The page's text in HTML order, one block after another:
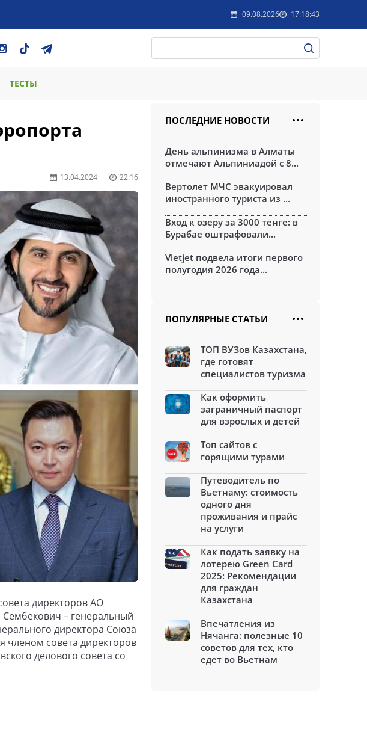
09.08.2026 17:18:43
ТЕСТЫ
13.04.2024 22:16
директоров АО
– генеральный
директора Союза
членом совета директоров
делового совета со
ПОСЛЕДНИЕ НОВОСТИ
День альпинизма в Алматы
отмечают Альпиниадой с 8...
Вертолет МЧС эвакуировал
иностранного туриста из ...
Вход к озеру за 3000 тенге: в
Бурабае оштрафовали...
Vietjet подвела итоги первого
полугодия 2026 года...
ПОПУЛЯРНЫЕ СТАТЬИ
ТОП ВУЗов Казахстана,
где готовят
специалистов туризма
Как оформить
заграничный паспорт
для взрослых и детей
Топ сайтов с
горящими турами
Путеводитель по
Вьетнаму: стоимость
одного дня
проживания и прайс
на услуги
Как подать заявку на
лотерею Green Card
2025: Рекомендации
для граждан
Казахстана
Впечатления из
Нячанга: полезные 10
советов для тех, кто
едет во Вьетнам